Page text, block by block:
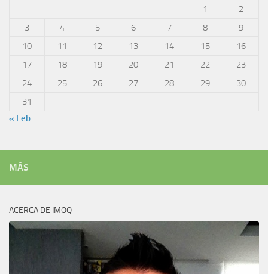
1
2
3
4 5 6 7 8
9
10
11 12 13 14 15
16
17
18 19 20 21 22
23
24
25 26 27 28 29
30
31
« Feb
MÁS
ACERCA DE IMOQ